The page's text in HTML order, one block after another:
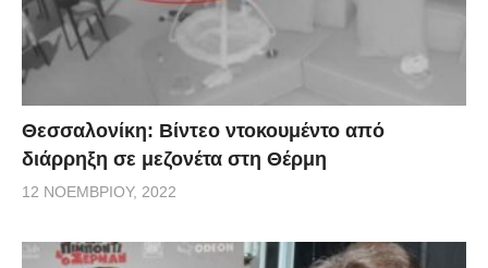
Θεσσαλονίκη: Βίντεο ντοκουμέντο από
διάρρηξη σε μεζονέτα στη Θέρμη
12 ΝΟΕΜΒΡΊΟΥ, 2022